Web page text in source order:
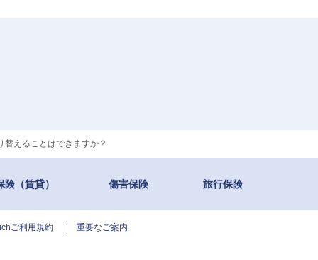
えることはできますか？
険（賃貸） 傷害保険 旅行保険
ご利用規約 重要なご案内